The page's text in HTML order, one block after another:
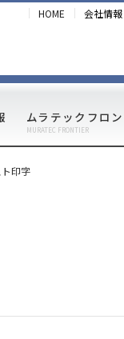
HOME 会社情報
ムラテックフロ
MURATEC FRONTIER
印字